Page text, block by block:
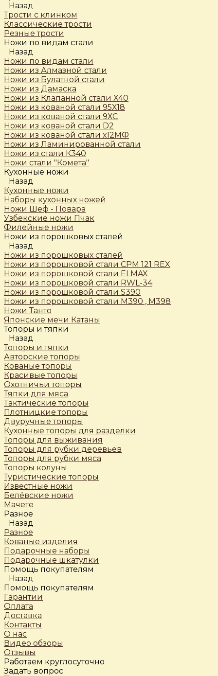
Назад
Трости c клинком
Классические трости
Резные трости
Ножи по видам стали
Назад
Ножи по видам стали
Ножи из Алмазной стали
Ножи из Булатной стали
Ножи из Дамаска
Ножи из Клапанной стали Х40
Ножи из кованой стали 95Х18
Ножи из кованой стали 9ХС
Ножи из кованой стали D2
Ножи из кованой стали х12МФ
Ножи из Ламинированной стали
Ножи из стали К340
Ножи стали "Комета"
Кухонные ножи
Назад
Кухонные ножи
Наборы кухонных ножей
Ножи Шеф - Повара
Узбекские ножи Пчак
Филейные ножи
Ножи из порошковых сталей
Назад
Ножи из порошковых сталей
Ножи из порошковой стали CPM 121 REX
Ножи из порошковой стали ELMAX
Ножи из порошковой стали RWL-34
Ножи из порошковой стали S390
Ножи из порошковой стали М390 , М398
Ножи Танто
Японские мечи Катаны
Топоры и тяпки
Назад
Топоры и тяпки
Авторские топоры
Кованые топоры
Красивые топоры
Охотничьи топоры
Тяпки для мяса
Тактические топоры
Плотницкие топоры
Двуручные топоры
Кухонные топоры для разделки
Топоры для выживания
Топоры для рубки деревьев
Топоры для рубки мяса
Топоры колуны
Туристические топоры
Известные ножи
Белёвские ножи
Мачете
Разное
Назад
Разное
Кованые изделия
Подарочные наборы
Подарочные шкатулки
Помощь покупателям
Назад
Помощь покупателям
Гарантии
Оплата
Доставка
Контакты
О нас
Видео обзоры
Отзывы
Работаем круглосуточно
Задать вопрос